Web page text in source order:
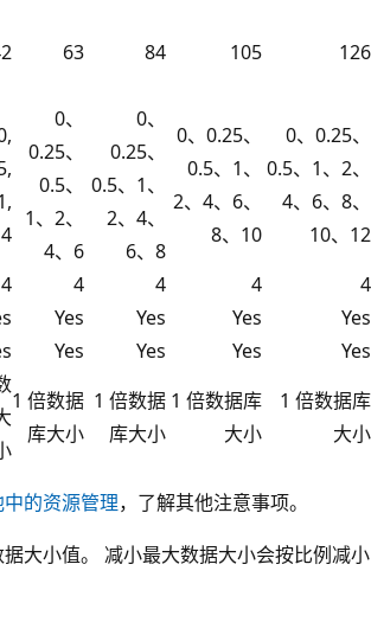
63 84 105 126
0、
0.25、
0.5、
1、2、
4、6
0、
0.25、
0.5、1、
2、4、
6、8
0、0.25、
0.5、1、
2、4、6、
8、10
0、0.25、
0.5、1、2、
4、6、8、
10、12
4 4 4 4
4
Yes Yes Yes
Yes
Yes Yes Yes
Yes
1 倍数据
库大小
1 倍数据
库大小
1 倍数据库
大小
1 倍数据库
大小
的资源管理，了解其他注意事项。
大小值。 减小最大数据大小会按比例减小